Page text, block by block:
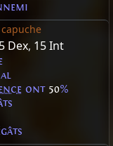
Dex, 15 Int
ont 50%